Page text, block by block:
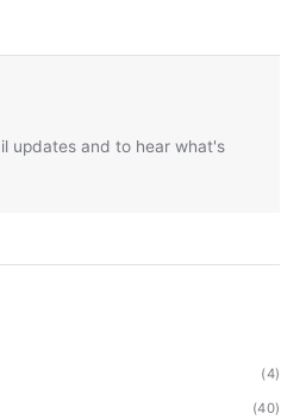
updates and to hear what's
(4)
(40)